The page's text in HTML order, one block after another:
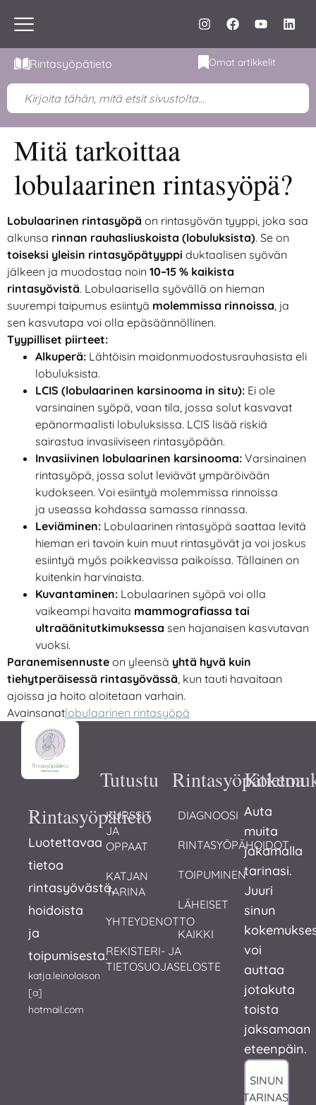
Rintasyöpätieto Omat artikkelit
Mitä tarkoittaa
lobulaarinen rintasyöpä?
Lobulaarinen rintasyöpä on rintasyövän tyyppi, joka saa
alkunsa rinnan rauhasliuskoista (lobuluksista). Se on
toiseksi yleisin rintasyöpätyyppi duktaalisen syövän
jälkeen ja muodostaa noin 10–15 % kaikista
rintasyövistä. Lobulaarisella syövällä on hieman
suurempi taipumus esiintyä molemmissa rinnoissa, ja
sen kasvutapa voi olla epäsäännöllinen.
Tyypilliset piirteet:
Alkuperä: Lähtöisin maidonmuodostusrauhasista eli
lobuluksista.
LCIS (lobulaarinen karsinooma in situ): Ei ole
varsinainen syöpä, vaan tila, jossa solut kasvavat
epänormaalisti lobuluksissa. LCIS lisää riskiä
sairastua invasiiviseen rintasyöpään.
Invasiivinen lobulaarinen karsinooma: Varsinainen
rintasyöpä, jossa solut leviävät ympäröivään
kudokseen. Voi esiintyä molemmissa rinnoissa
ja useassa kohdassa samassa rinnassa.
Leviäminen: Lobulaarinen rintasyöpä saattaa levitä
hieman eri tavoin kuin muut rintasyövät ja voi joskus
esiintyä myös poikkeavissa paikoissa. Tällainen on
kuitenkin harvinaista.
Kuvantaminen: Lobulaarinen syöpä voi olla
vaikeampi havaita mammografiassa tai
ultraäänitutkimuksessa sen hajanaisen kasvutavan
vuoksi.
Paranemisennuste on yleensä yhtä hyvä kuin
tiehytperäisessä rintasyövässä, kun tauti havaitaan
ajoissa ja hoito aloitetaan varhain.
Avainsanatlobulaarinen rintasyöpä
Rintasyöpätieto
Luotettavaa
tietoa
rintasyövästä,
hoidoista
ja
toipumisesta.
katja.leinoloison
[a]
hotmail.com
Tutustu
KURSSIT
JA
OPPAAT
KATJAN
TARINA
YHTEYDENOTTO
REKISTERI- JA
TIETOSUOJASELOSTE
Rintasyöpätietoa
DIAGNOOSI
RINTASYÖPÄHOIDOT
TOIPUMINEN
LÄHEISET
KAIKKI
Auta
muita
jakamalla
tarinasi.
Juuri
sinun
voi
auttaa
jotakuta
toista
jaksamaan
eteenpäin.
SINUN
TARINASI